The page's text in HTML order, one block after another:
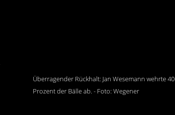
Überragender Rückhalt: Jan Wesemann wehrte 40
Prozent der Bälle ab. - Foto: Wegener